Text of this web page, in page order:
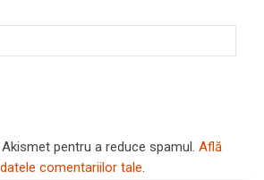
pentru a reduce spamul. Află
comentariilor tale.